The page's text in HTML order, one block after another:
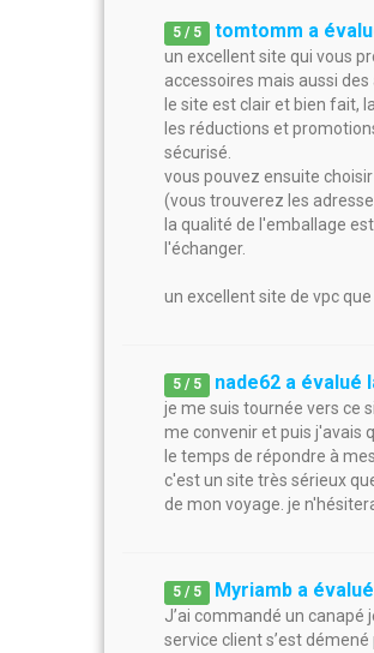
5 / 5 tomtomm a
un excellent site qui vous
accessoires mais aussi
le site est clair et bien fait,
les réductions et
sécurisé.
vous pouvez ensuite
(vous trouverez les
la qualité de l'emballage
l'échanger.
un excellent site de vpc
5 / 5 nade62 a évalué
je me suis tournée vers ce
me convenir et puis j'avais
le temps de répondre à
c'est un site très sérieux
de mon voyage. je
5 / 5 Myriamb a
J’ai commandé un canapé
service client s’est